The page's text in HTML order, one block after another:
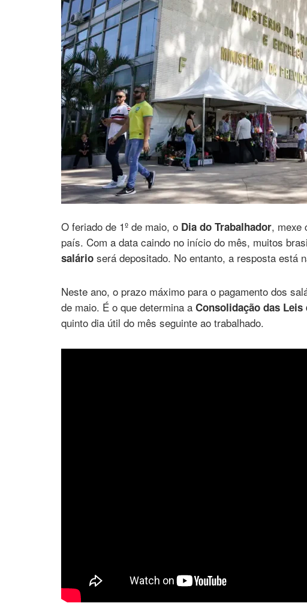
O feriado de 1º de maio, o Dia do Trabalhador, mexe
país. Com a data caindo no início do mês, muitos
salário será depositado. No entanto, a resposta está
Neste ano, o prazo máximo para o pagamento dos
de maio. É o que determina a Consolidação das Leis
quinto dia útil do mês seguinte ao trabalhado.